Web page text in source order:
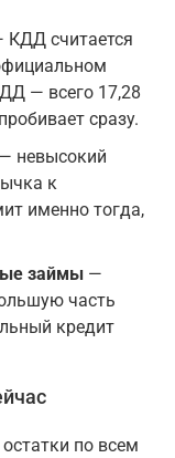
КДД считается
— всего 17,28
сразу.
— невысокий
к
именно тогда,
займы —
часть
кредит
по всем